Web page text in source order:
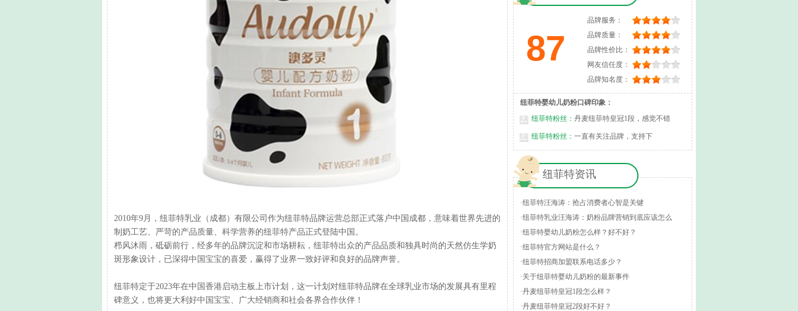
2010年9月，纽菲特乳业（成都）有限公司作为纽菲特品牌运营总部正式落户中国成都，意味着世界先进的
制奶工艺、严苛的产品质量、科学营养的纽菲特产品正式登陆中国。
栉风沐雨，砥砺前行，经多年的品牌沉淀和市场耕耘，纽菲特出众的产品品质和独具时尚的天然仿生学奶
斑形象设计，已深得中国宝宝的喜爱，赢得了业界一致好评和良好的品牌声誉。
纽菲特定于2023年在中国香港启动主板上市计划，这一计划对纽菲特品牌在全球乳业市场的发展具有里程
碑意义，也将更大利好中国宝宝、广大经销商和社会各界合作伙伴！
品牌服务：
品牌质量：
品牌性价比：
网友信任度：
品牌知名度：
87
纽菲特婴幼儿奶粉口碑印象：
纽菲特粉丝： 丹麦纽菲特皇冠1段，感觉不错
纽菲特粉丝： 一直有关注品牌，支持下
纽菲特资讯
·纽菲特汪海涛：抢占消费者心智是关键
·纽菲特乳业汪海涛：奶粉品牌营销到底应该怎么
玩？
·纽菲特婴幼儿奶粉怎么样？好不好？
·纽菲特官方网站是什么？
·纽菲特招商加盟联系电话多少？
·关于纽菲特婴幼儿奶粉的最新事件
·丹麦纽菲特皇冠1段怎么样？
·丹麦纽菲特皇冠2段好不好？